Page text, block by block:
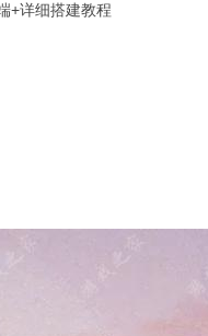
+详细搭建教程